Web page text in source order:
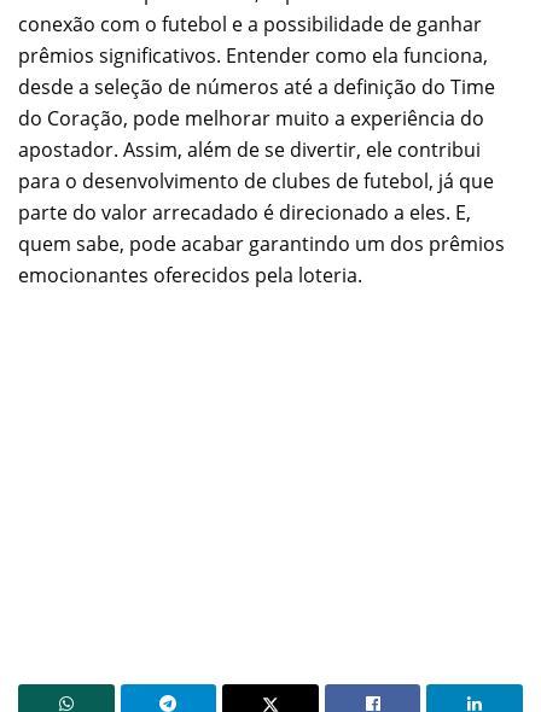
conexão com o futebol e a possibilidade de ganhar
prêmios significativos. Entender como ela funciona,
desde a seleção de números até a definição do Time
do Coração, pode melhorar muito a experiência do
apostador. Assim, além de se divertir, ele contribui
para o desenvolvimento de clubes de futebol, já que
parte do valor arrecadado é direcionado a eles. E,
quem sabe, pode acabar garantindo um dos prêmios
emocionantes oferecidos pela loteria.